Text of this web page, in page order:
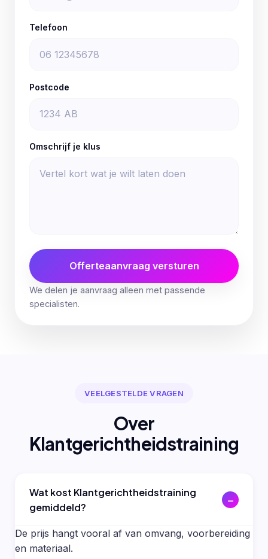
Telefoon
Postcode
Omschrijf je klus
Offerteaanvraag versturen
We delen je aanvraag alleen met passende
specialisten.
VEELGESTELDE VRAGEN
Over
Klantgerichtheidstraining
Wat kost Klantgerichtheidstraining
gemiddeld?
De prijs hangt vooral af van omvang, voorbereiding
en materiaal.